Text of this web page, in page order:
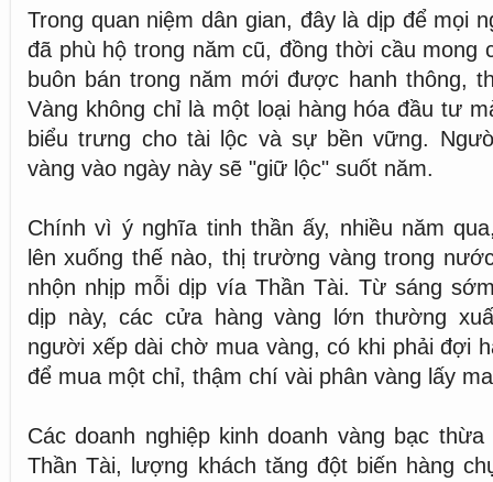
Trong quan niệm dân gian, đây là dịp để mọi
đã phù hộ trong năm cũ, đồng thời cầu mong
buôn bán trong năm mới được hanh thông,
Vàng không chỉ là một loại hàng hóa đầu tư
biểu trưng cho tài lộc và sự bền vững.
vàng vào ngày này sẽ "giữ lộc" suốt năm.
Chính vì ý nghĩa tinh thần ấy, nhiều năm
lên xuống thế nào, thị trường vàng trong
nhộn nhịp mỗi dịp vía Thần Tài. Từ sáng
dịp này, các cửa hàng vàng lớn thường
người xếp dài chờ mua vàng, có khi phải đợi
để mua một chỉ, thậm chí vài phân vàng lấy
Các doanh nghiệp kinh doanh vàng bạc
Thần Tài, lượng khách tăng đột biến hàng